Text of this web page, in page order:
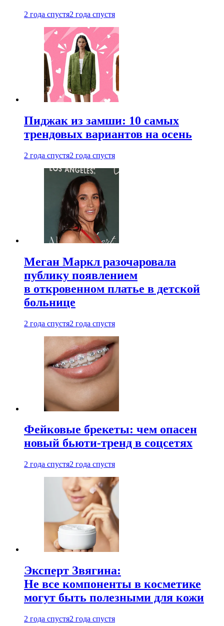
2 года спустя2 года спустя
Пиджак из замши: 10 самых
трендовых вариантов на осень
2 года спустя2 года спустя
Меган Маркл разочаровала
публику появлением
в откровенном платье в детской
больнице
2 года спустя2 года спустя
Фейковые брекеты: чем опасен
новый бьюти-тренд в соцсетях
2 года спустя2 года спустя
Эксперт Звягина:
Не все компоненты в косметике
могут быть полезными для кожи
2 года спустя2 года спустя